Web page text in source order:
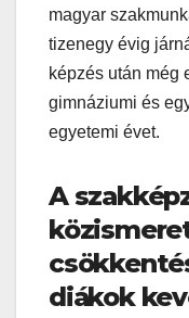
magyar
tizenegy évig
képzés után még
gimnáziumi és
egyetemi évet.
A
diákok